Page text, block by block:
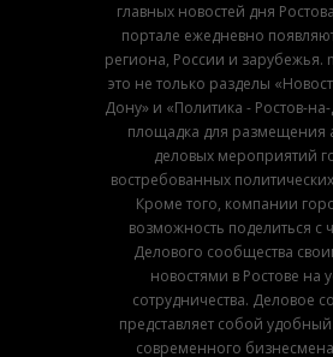
главных новостей дня
портале ежедневно
региона, России и зарубежья.
это не только разделы
Дону» и «Политика - Ростов-
площадка для размещения
деловых мероприятий
востребованных
Кроме того, компании
возможность поделиться с
Делового сообщества
новостями в Ростове на
сотрудничества. Деловое
представляет собой
современного